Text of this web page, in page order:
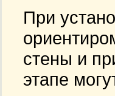
При
стены и
этапе